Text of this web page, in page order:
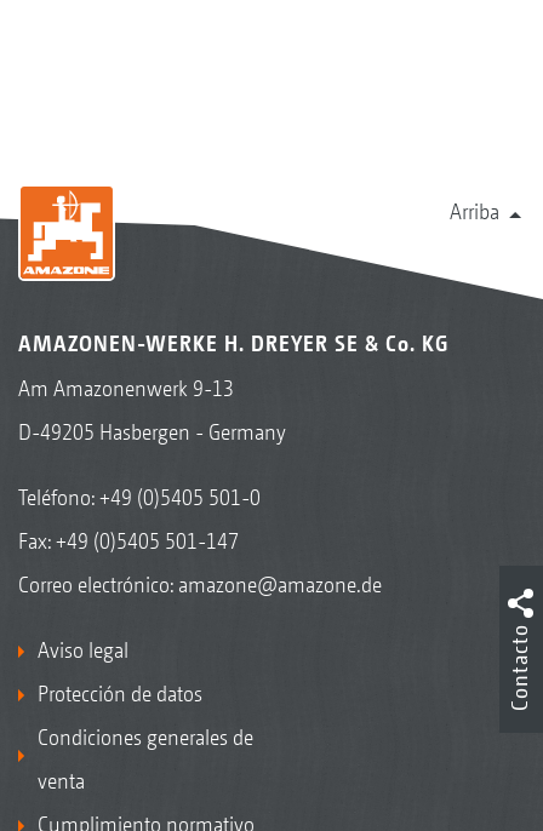
Arriba
AMAZONEN-WERKE H. DREYER SE & Co. KG
Am Amazonenwerk 9-13
D-49205 Hasbergen - Germany
Teléfono:+49 (0)5405 501-0
Fax: +49 (0)5405 501-147
Correo electrónico: amazone@amazone.de
Aviso legal
Protección de datos
Condiciones generales de
venta
Cumplimiento normativo
Contacto